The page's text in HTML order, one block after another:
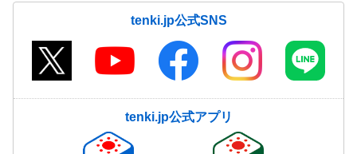
tenki.jp公式SNS
tenki.jp公式アプリ